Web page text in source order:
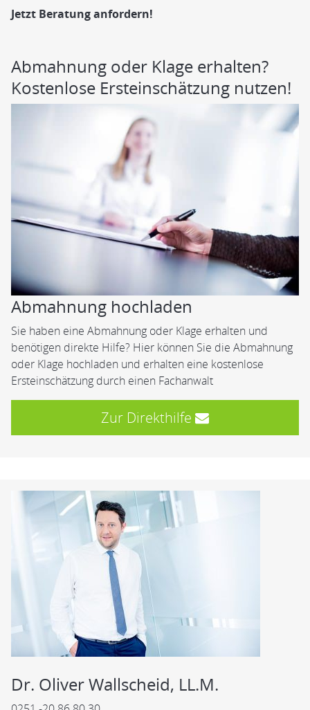
Jetzt Beratung anfordern!
Abmahnung oder Klage erhalten?
Kostenlose Ersteinschätzung nutzen!
Abmahnung hochladen
Sie haben eine Abmahnung oder Klage erhalten und
benötigen direkte Hilfe? Hier können Sie die Abmahnung
oder Klage hochladen und erhalten eine kostenlose
Ersteinschätzung durch einen Fachanwalt
Zur Direkthilfe
Dr. Oliver Wallscheid, LL.M.